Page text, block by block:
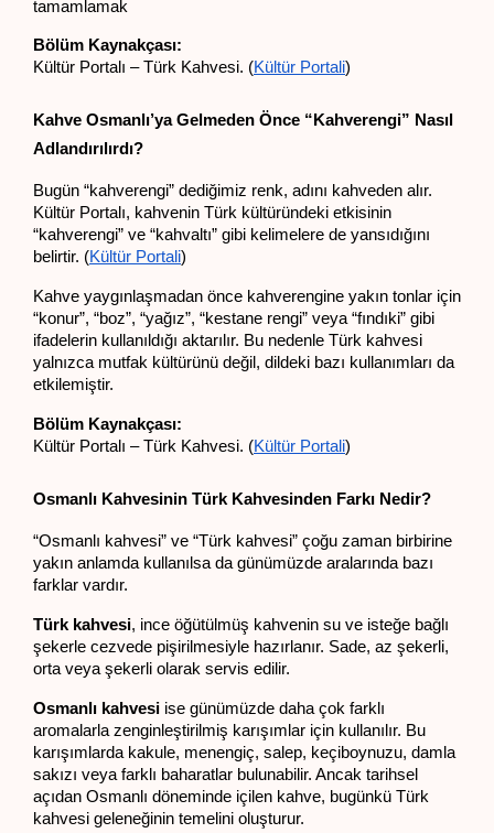
tamamlamak
Bölüm Kaynakçası:
Kültür Portalı – Türk Kahvesi. (Kültür Portali)
Kahve Osmanlı’ya Gelmeden Önce “Kahverengi” Nasıl
Adlandırılırdı?
Bugün “kahverengi” dediğimiz renk, adını kahveden alır.
Kültür Portalı, kahvenin Türk kültüründeki etkisinin
“kahverengi” ve “kahvaltı” gibi kelimelere de yansıdığını
belirtir. (Kültür Portali)
Kahve yaygınlaşmadan önce kahverengine yakın tonlar için
“konur”, “boz”, “yağız”, “kestane rengi” veya “fındıki” gibi
ifadelerin kullanıldığı aktarılır. Bu nedenle Türk kahvesi
yalnızca mutfak kültürünü değil, dildeki bazı kullanımları da
etkilemiştir.
Bölüm Kaynakçası:
Kültür Portalı – Türk Kahvesi. (Kültür Portali)
Osmanlı Kahvesinin Türk Kahvesinden Farkı Nedir?
“Osmanlı kahvesi” ve “Türk kahvesi” çoğu zaman birbirine
yakın anlamda kullanılsa da günümüzde aralarında bazı
farklar vardır.
Türk kahvesi, ince öğütülmüş kahvenin su ve isteğe bağlı
şekerle cezvede pişirilmesiyle hazırlanır. Sade, az şekerli,
orta veya şekerli olarak servis edilir.
Osmanlı kahvesi ise günümüzde daha çok farklı
aromalarla zenginleştirilmiş karışımlar için kullanılır. Bu
karışımlarda kakule, menengiç, salep, keçiboynuzu, damla
sakızı veya farklı baharatlar bulunabilir. Ancak tarihsel
açıdan Osmanlı döneminde içilen kahve, bugünkü Türk
kahvesi geleneğinin temelini oluşturur.